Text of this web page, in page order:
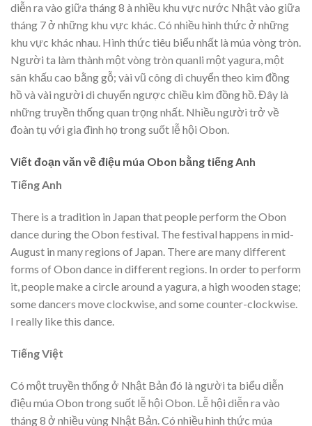
diễn ra vào giữa tháng 8 à nhiều khu vực nước Nhật vào giữa
tháng 7 ở những khu vực khác. Có nhiều hình thức ở những
khu vực khác nhau. Hình thức tiêu biểu nhất là múa vòng tròn.
Người ta làm thành một vòng tròn quanli một yagura, một
sân khấu cao bằng gỗ; vài vũ công di chuyển theo kim đồng
hồ và vài người di chuyển ngược chiều kim đồng hồ. Đây là
những truyền thống quan trọng nhất. Nhiều người trở về
đoàn tụ với gia đình họ trong suốt lễ hội Obon.
Viết đoạn văn về điệu múa Obon bằng tiếng Anh
Tiếng Anh
There is a tradition in Japan that people perform the Obon
dance during the Obon festival. The festival happens in mid-
August in many regions of Japan. There are many different
forms of Obon dance in different regions. In order to perform
it, people make a circle around a yagura, a high wooden stage;
some dancers move clockwise, and some counter-clockwise.
I really like this dance.
Tiếng Việt
Có một truyền thống ở Nhật Bản đó là người ta biểu diễn
điệu múa Obon trong suốt lễ hội Obon. Lễ hội diễn ra vào
tháng 8 ở nhiều vùng Nhật Bản. Có nhiều hình thức múa